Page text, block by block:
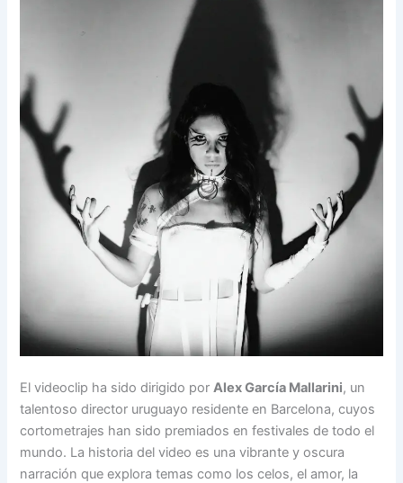
El videoclip ha sido dirigido porAlex García Mallarini, un
talentoso director uruguayo residente en Barcelona, cuyos
cortometrajes han sido premiados en festivales de todo el
mundo. La historia del video es una vibrante y oscura
narración que explora temas como los celos, el amor, la